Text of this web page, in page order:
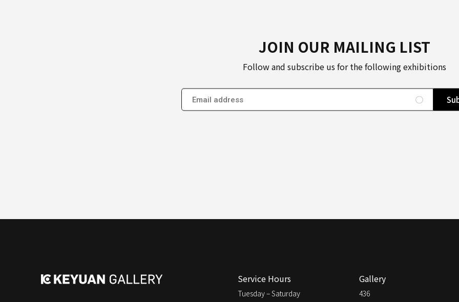
JOIN OUR MAILING LIST
Follow and subscribe us for the following exhibitions
Service Hours
Tuesday – Saturday
Gallery
436